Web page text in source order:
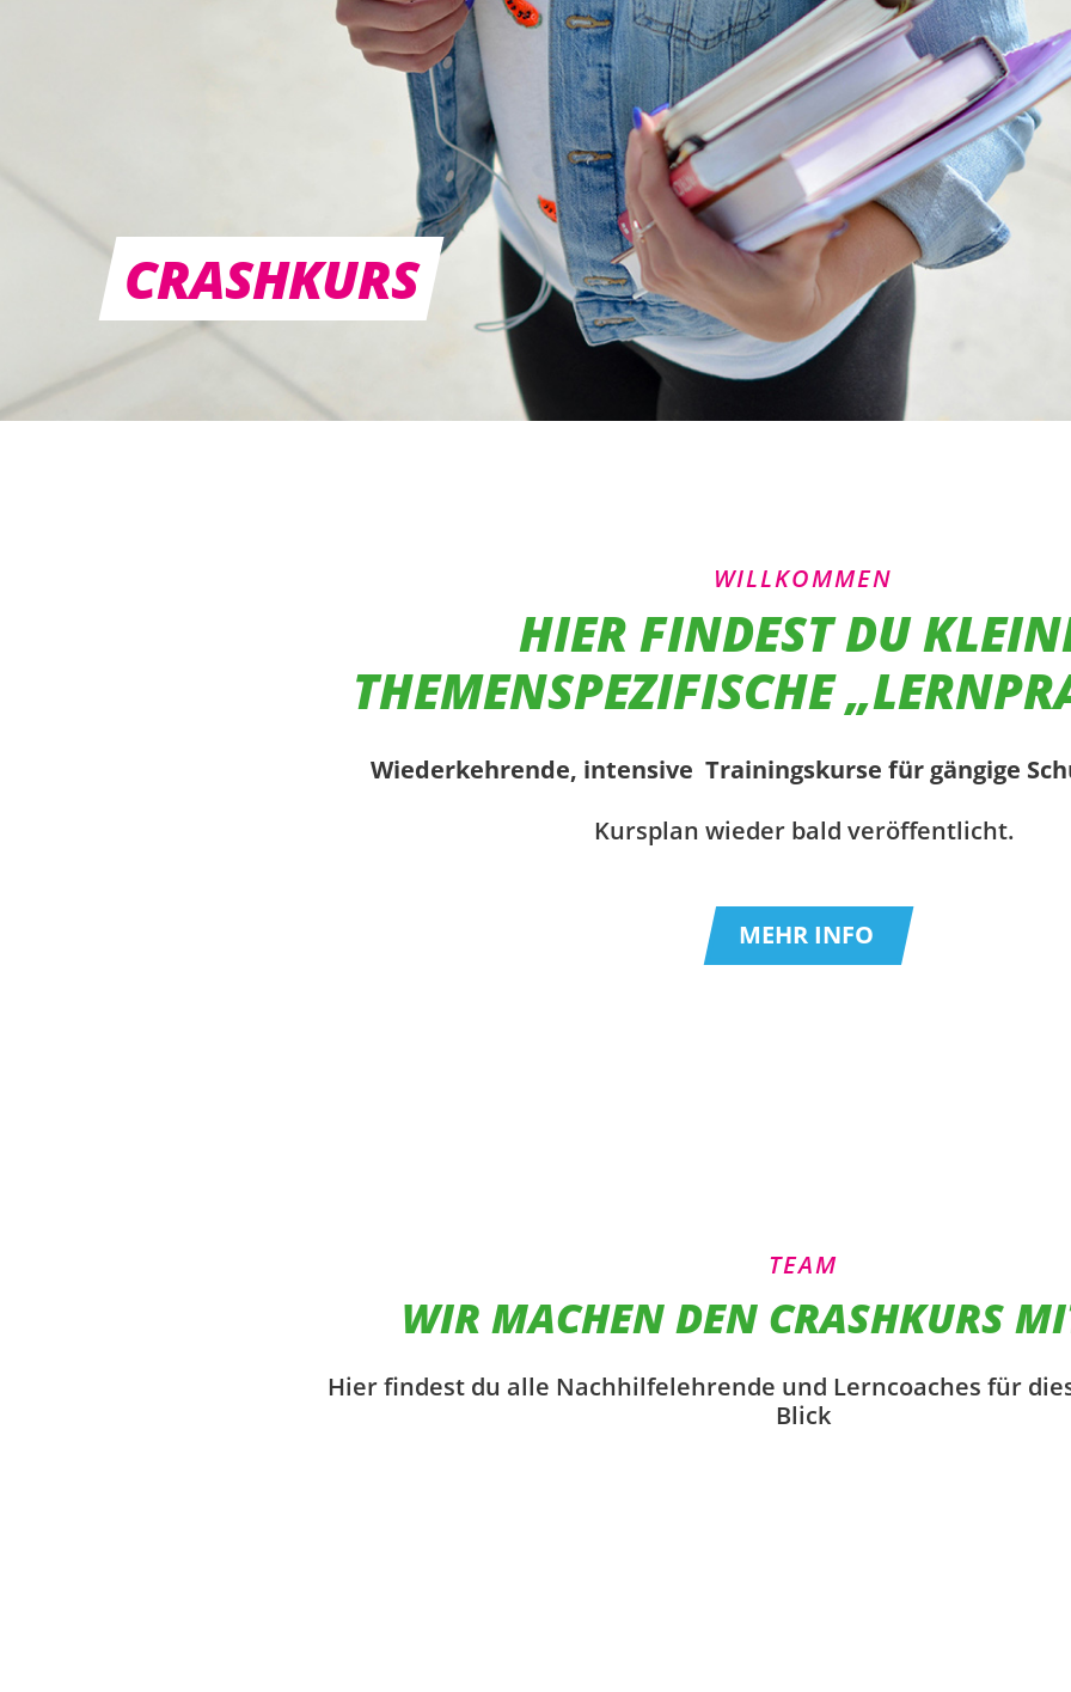
CRASHKURS
WILLKOMMEN
HIER FINDEST DU
THEMENSPEZIFISCHE
Wiederkehrende, intensive Trainingskurse für gängige
Kursplan wieder bald veröffentlicht.
MEHR INFO
TEAM
WIR MACHEN DEN CRASHKURS
Hier findest du alle Nachhilfelehrende und Lerncoaches für
Blick